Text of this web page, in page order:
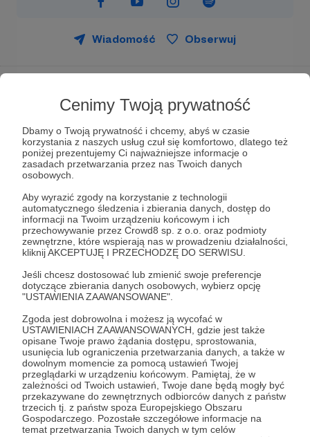
Cenimy Twoją prywatność
Dbamy o Twoją prywatność i chcemy, abyś w czasie
korzystania z naszych usług czuł się komfortowo, dlatego też
poniżej prezentujemy Ci najważniejsze informacje o
zasadach przetwarzania przez nas Twoich danych
osobowych.
Aby wyrazić zgody na korzystanie z technologii
automatycznego śledzenia i zbierania danych, dostęp do
informacji na Twoim urządzeniu końcowym i ich
przechowywanie przez Crowd8 sp. z o.o. oraz podmioty
zewnętrzne, które wspierają nas w prowadzeniu działalności,
kliknij AKCEPTUJĘ I PRZECHODZĘ DO SERWISU.
Jeśli chcesz dostosować lub zmienić swoje preferencje
dotyczące zbierania danych osobowych, wybierz opcję
"USTAWIENIA ZAAWANSOWANE".
Zgoda jest dobrowolna i możesz ją wycofać w
USTAWIENIACH ZAAWANSOWANYCH, gdzie jest także
opisane Twoje prawo żądania dostępu, sprostowania,
usunięcia lub ograniczenia przetwarzania danych, a także w
dowolnym momencie za pomocą ustawień Twojej
przeglądarki w urządzeniu końcowym. Pamiętaj, że w
zależności od Twoich ustawień, Twoje dane będą mogły być
przekazywane do zewnętrznych odbiorców danych z państw
trzecich tj. z państw spoza Europejskiego Obszaru
Gospodarczego. Pozostałe szczegółowe informacje na
temat przetwarzania Twoich danych w tym celów
Wiadomość Obserwuj
zajmuję się kotami. Są moją pasją, miłością i
ten podcast stał się naturalną konsekwencją
mojej pracy. Staram się w nim przedstawiać koty
od różnych stron, mówić o behawiorze, zdrowiu,
opiece, emocjach, a nawet technologii z punktu
widzenia kociej opiekunki, behawiorystki i...
samych kotów.
Przybliżając Wam te niesamowite zwierzaki,
Rozwiń opis